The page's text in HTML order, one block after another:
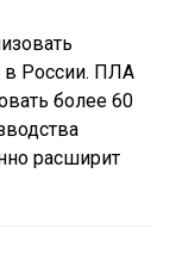
в России. ПЛА
более 60
расширит